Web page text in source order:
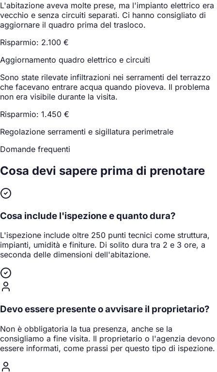
L'abitazione aveva molte prese, ma l'impianto elettrico era
vecchio e senza circuiti separati. Ci hanno consigliato di
aggiornare il quadro prima del trasloco.
Risparmio: 2.100 €
Aggiornamento quadro elettrico e circuiti
Sono state rilevate infiltrazioni nei serramenti del terrazzo
che facevano entrare acqua quando pioveva. Il problema
non era visibile durante la visita.
Risparmio: 1.450 €
Regolazione serramenti e sigillatura perimetrale
Domande frequenti
Cosa devi sapere prima di prenotare
Cosa include l'ispezione e quanto dura?
L'ispezione include oltre 250 punti tecnici come struttura,
impianti, umidità e finiture. Di solito dura tra 2 e 3 ore, a
seconda delle dimensioni dell'abitazione.
Devo essere presente o avvisare il proprietario?
Non è obbligatoria la tua presenza, anche se la
consigliamo a fine visita. Il proprietario o l'agenzia devono
essere informati, come prassi per questo tipo di ispezione.